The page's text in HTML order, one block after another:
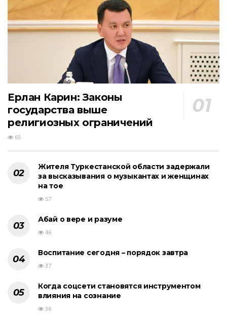
Ерлан Карин: Законы
государства выше
религиозных ограничений
65
Жителя Туркестанской области задержали
за высказывания о музыкантах и женщинах
на тое
57
Абай о вере и разуме
46
Воспитание сегодня – порядок завтра
37
Когда соцсети становятся инструментом
влияния на сознание
36